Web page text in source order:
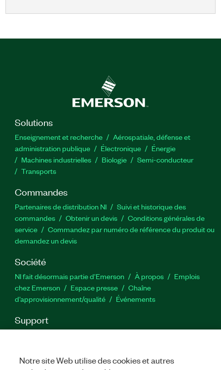
Solutions
Enseignement et recherche
Aérospatiale, défense et
administration publique
Électronique
Énergie​
Machines industrielles
Biologie
Semi-conducteur
Transports
Commandes
Partenaires de distribution NI
Suivi et historique des
commandes
Obtenir un devis
Conditions générales de
service
Commandez par numéro de référence du produit ou
demandez un devis
Société
NI fait désormais partie d'Emerson À propos
Emplois
chez Emerson
Espace presse
Chaîne
d’approvisionnement/qualité
Événements
Support
service
Commentaires sur le site
Notre site Web utilise des cookies et autres